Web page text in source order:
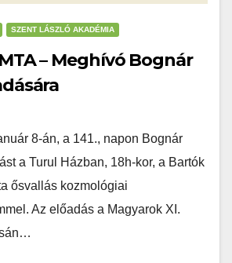
SZENT LÁSZLÓ AKADÉMIA
– Meghívó Bognár
8-án, a 141., napon Bognár
a Turul Házban, 18h-kor, a Bartók
ősvallás kozmológiai
Az előadás a Magyarok XI.